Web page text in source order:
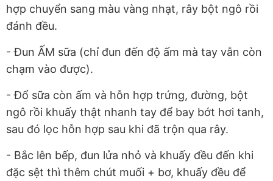
hợp chuyển sang màu vàng nhạt, rây bột ngô rồi
đánh đều.
- Đun ẤM sữa (chỉ đun đến độ ấm mà tay vẫn còn
chạm vào được).
- Đổ sữa còn ấm và hỗn hợp trứng, đường, bột
ngô rồi khuấy thật nhanh tay để bay bớt hơi tanh,
sau đó lọc hỗn hợp sau khi đã trộn qua rây.
- Bắc lên bếp, đun lửa nhỏ và khuấy đều đến khi
đặc sệt thì thêm chút muối + bơ, khuấy đều để